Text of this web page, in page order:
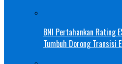
BNI Pertahankan Rating
Tumbuh Dorong Transisi